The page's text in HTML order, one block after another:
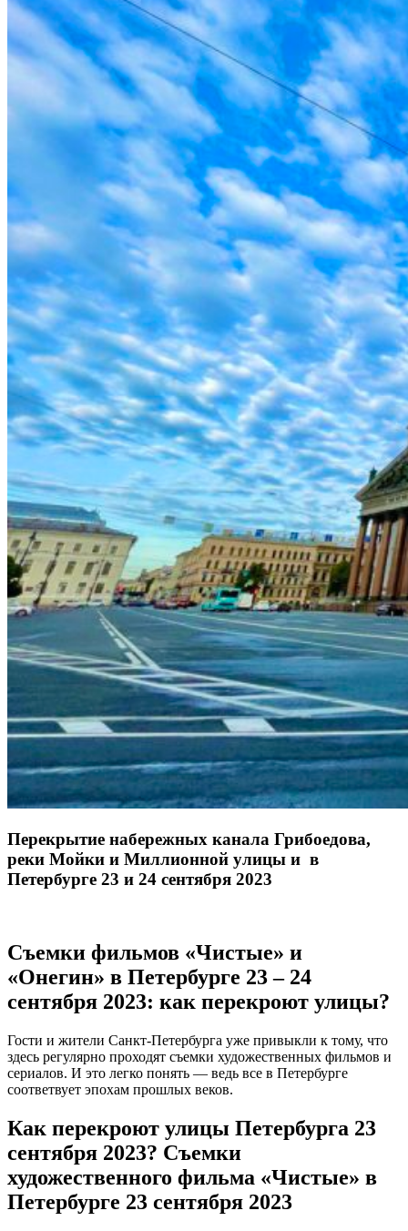
Перекрытие набережных канала Грибоедова,
реки Мойки и Миллионной улицы и в
Петербурге 23 и 24 сентября 2023
Съемки фильмов «Чистые» и
«Онегин» в Петербурге 23 – 24
сентября 2023: как перекроют улицы?
Гости и жители Санкт-Петербурга уже привыкли к тому, что
здесь регулярно проходят съемки художественных фильмов и
сериалов. И это легко понять — ведь все в Петербурге
соответвует эпохам прошлых веков.
Как перекроют улицы Петербурга 23
сентября 2023? Съемки
художественного фильма «Чистые» в
Петербурге 23 сентября 2023